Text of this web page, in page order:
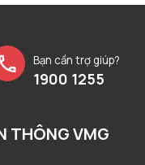
Bạn cần trợ giúp?
1900 1255
THÔNG VMG